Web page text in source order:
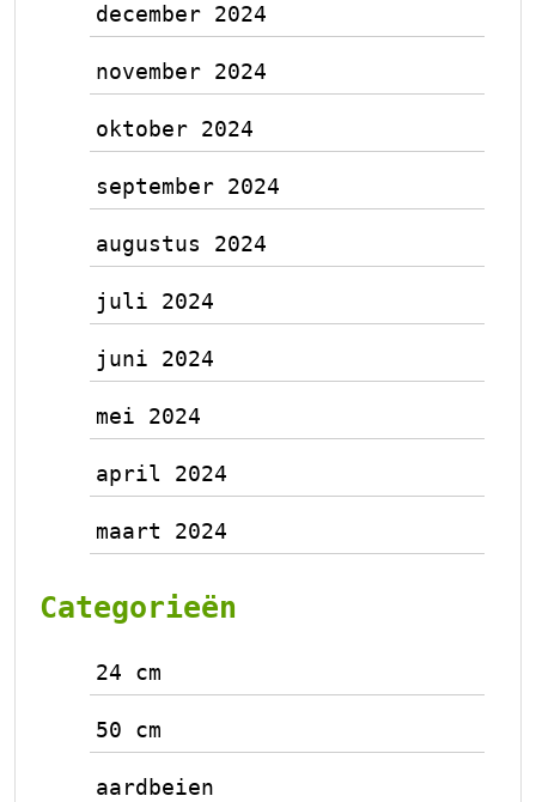
december 2024
november 2024
oktober 2024
september 2024
augustus 2024
juli 2024
juni 2024
mei 2024
april 2024
maart 2024
Categorieën
24 cm
50 cm
aardbeien